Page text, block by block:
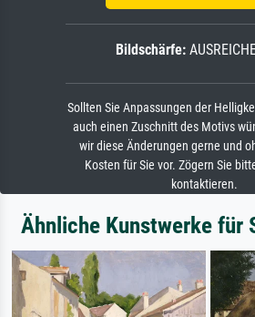
Bildschärfe:
Sollten Sie Anpassungen der
auch einen Zuschnitt des Motivs
wir diese Änderungen gerne und
Kosten für Sie vor. Zögern Sie
kontaktieren.
Ähnliche Kunstwerke für